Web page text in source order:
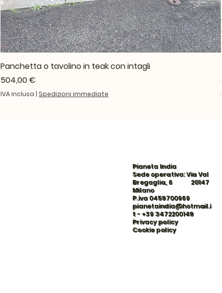
Panchetta o tavolino in teak con intagli
Prezzo
504,00 €
IVA inclusa | Spedizioni immediate
Pianeta India
Sede operativa: Via Val
Bregaglia, 6 20147
Milano
P.iva 0459700969
pianetaindia@hotmail.i
t- +39 3472200149
Privacy policy
Cookie policy